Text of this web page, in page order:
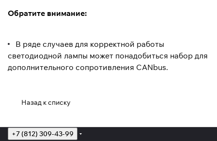
Обратите внимание:
В ряде случаев для корректной работы
светодиодной лампы может понадобиться набор для
дополнительного сопротивления CANbus.
Назад к списку
+7 (812) 309-43-99